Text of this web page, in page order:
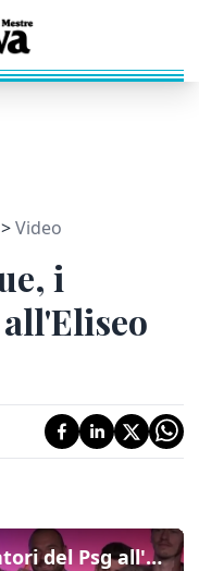
Video
i
Champions League, i giocatori del Psg all'Eliseo con la Coppa